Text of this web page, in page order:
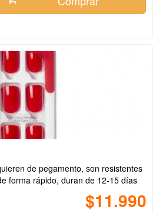
de pegamento, son resistentes
forma rápido, duran de 12-15 días
$11.990